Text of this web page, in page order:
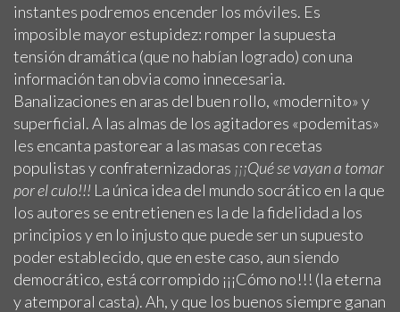
instantes podremos encender los móviles. Es
imposible mayor estupidez: romper la supuesta
tensión dramática (que no habían logrado) con una
información tan obvia como innecesaria.
Banalizaciones en aras del buen rollo, «modernito» y
superficial. A las almas de los agitadores «podemitas»
les encanta pastorear a las masas con recetas
populistas y confraternizadoras ¡¡¡Qué se vayan a tomar
por el culo!!! La única idea del mundo socrático en la que
los autores se entretienen es la de la fidelidad a los
principios y en lo injusto que puede ser un supuesto
poder establecido, que en este caso, aun siendo
democrático, está corrompido ¡¡¡Cómo no!!! (la eterna
y atemporal casta). Ah, y que los buenos siempre ganan